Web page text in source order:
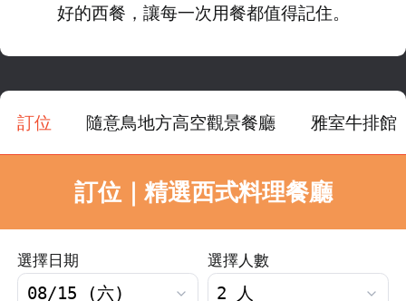
好的西餐，讓每一次用餐都值得記住。
訂位 隨意鳥地方高空觀景餐廳 雅室牛排館
訂位｜精選西式料理餐廳
選擇日期 選擇人數